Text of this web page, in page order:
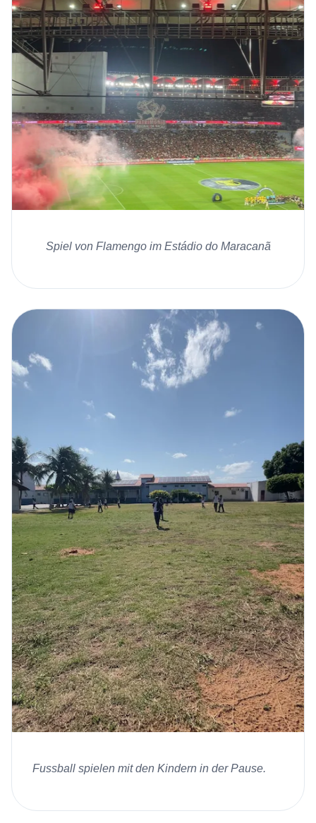
Spiel von Flamengo im Estádio do Maracanã
Fussball spielen mit den Kindern in der Pause.